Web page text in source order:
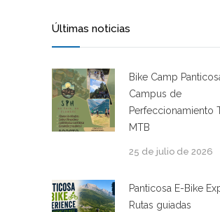
Últimas noticias
Bike Camp
Campus de
Perfeccionamiento
MTB
25 de julio de 2026
Panticosa E-Bike
Rutas guiadas